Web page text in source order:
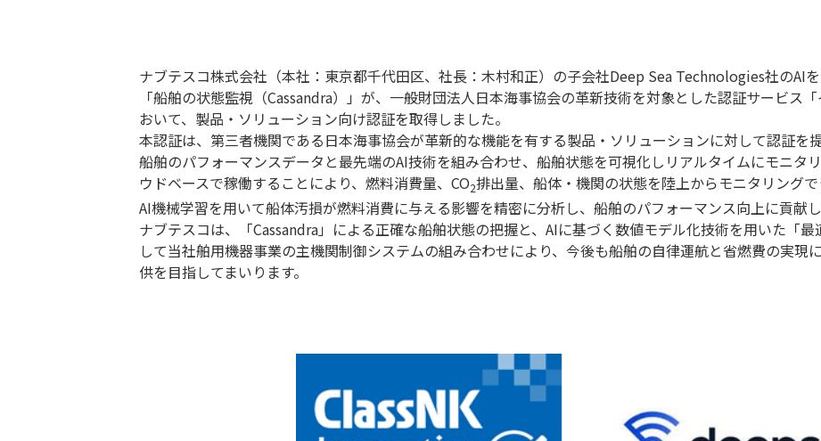
ナブテスコ株式会社（本社：東京都千代田区、社長：木村和正）の子会社Deep Sea Technologies社のAI
「船舶の状態監視（Cassandra）」が、一般財団法人日本海事協会の革新技術を対象とした認証サービス
おいて、製品・ソリューション向け認証を取得しました。
本認証は、第三者機関である日本海事協会が革新的な機能を有する製品・ソリューションに対して認証を
船舶のパフォーマンスデータと最先端のAI技術を組み合わせ、船舶状態を可視化しリアルタイムにモニタ
ウドベースで稼働することにより、燃料消費量、CO2排出量、船体・機関の状態を陸上からモニタリング
AI機械学習を用いて船体汚損が燃料消費に与える影響を精密に分析し、船舶のパフォーマンス向上に貢献し
ナブテスコは、「Cassandra」による正確な船舶状態の把握と、AIに基づく数値モデル化技術を用いた「
して当社舶用機器事業の主機関制御システムの組み合わせにより、今後も船舶の自律運航と省燃費の実現
供を目指してまいります。